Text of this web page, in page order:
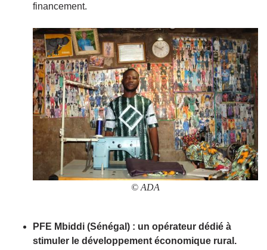
financement.
Image
© ADA
PFE Mbiddi (Sénégal) : un opérateur dédié à
stimuler le développement économique rural.